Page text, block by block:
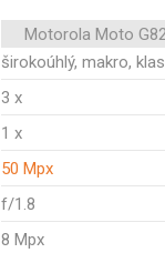
Motorola Moto
širokoúhlý, makro,
3 x
1 x
50 Mpx
f/1.8
8 Mpx